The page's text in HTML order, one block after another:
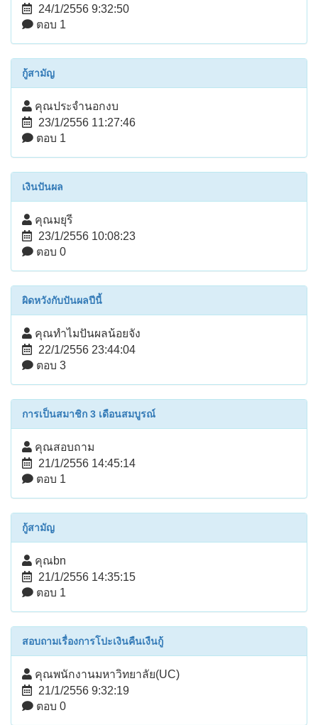
24/1/2556 9:32:50
ตอบ 1
กู้สามัญ
คุณประจำนอกงบ
23/1/2556 11:27:46
ตอบ 1
เงินปันผล
คุณมยุรี
23/1/2556 10:08:23
ตอบ 0
ผิดหวังกับปันผลปีนี้
คุณทำไมปันผลน้อยจัง
22/1/2556 23:44:04
ตอบ 3
การเป็นสมาชิก 3 เดือนสมบูรณ์
คุณสอบถาม
21/1/2556 14:45:14
ตอบ 1
กู้สามัญ
คุณbn
21/1/2556 14:35:15
ตอบ 1
สอบถามเรื่องการโปะเงินคืนเงืนกู้
คุณพนักงานมหาวิทยาลัย(UC)
21/1/2556 9:32:19
ตอบ 0